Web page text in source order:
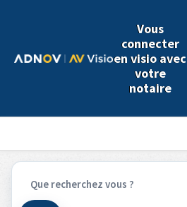
Vous
connecter
en visio avec
votre
notaire